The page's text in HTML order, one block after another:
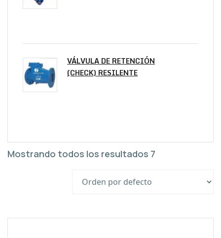
VÁLVULA DE RETENCIÓN
(CHECK) RESILENTE
Mostrando todos los resultados 7